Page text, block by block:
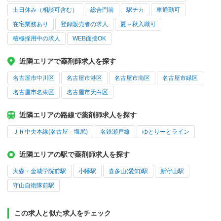
土日休み（相談可含む） 総合門前 駅チカ 車通勤可
在宅業務あり 登録販売者の求人 夏～秋入職可
積極採用中の求人 WEB面接OK
近隣エリアで薬剤師求人を探す
名古屋市中川区 名古屋市港区 名古屋市南区 名古屋市緑区
名古屋市名東区 名古屋市天白区
近隣エリアの路線で薬剤師求人を探す
ＪＲ中央本線(名古屋－塩尻) 名鉄瀬戸線 ゆとりーとライン
近隣エリアの駅で薬剤師求人を探す
大森・金城学院前駅 小幡駅 喜多山(愛知)駅 新守山駅
守山自衛隊前駅
この求人と似た求人をチェック